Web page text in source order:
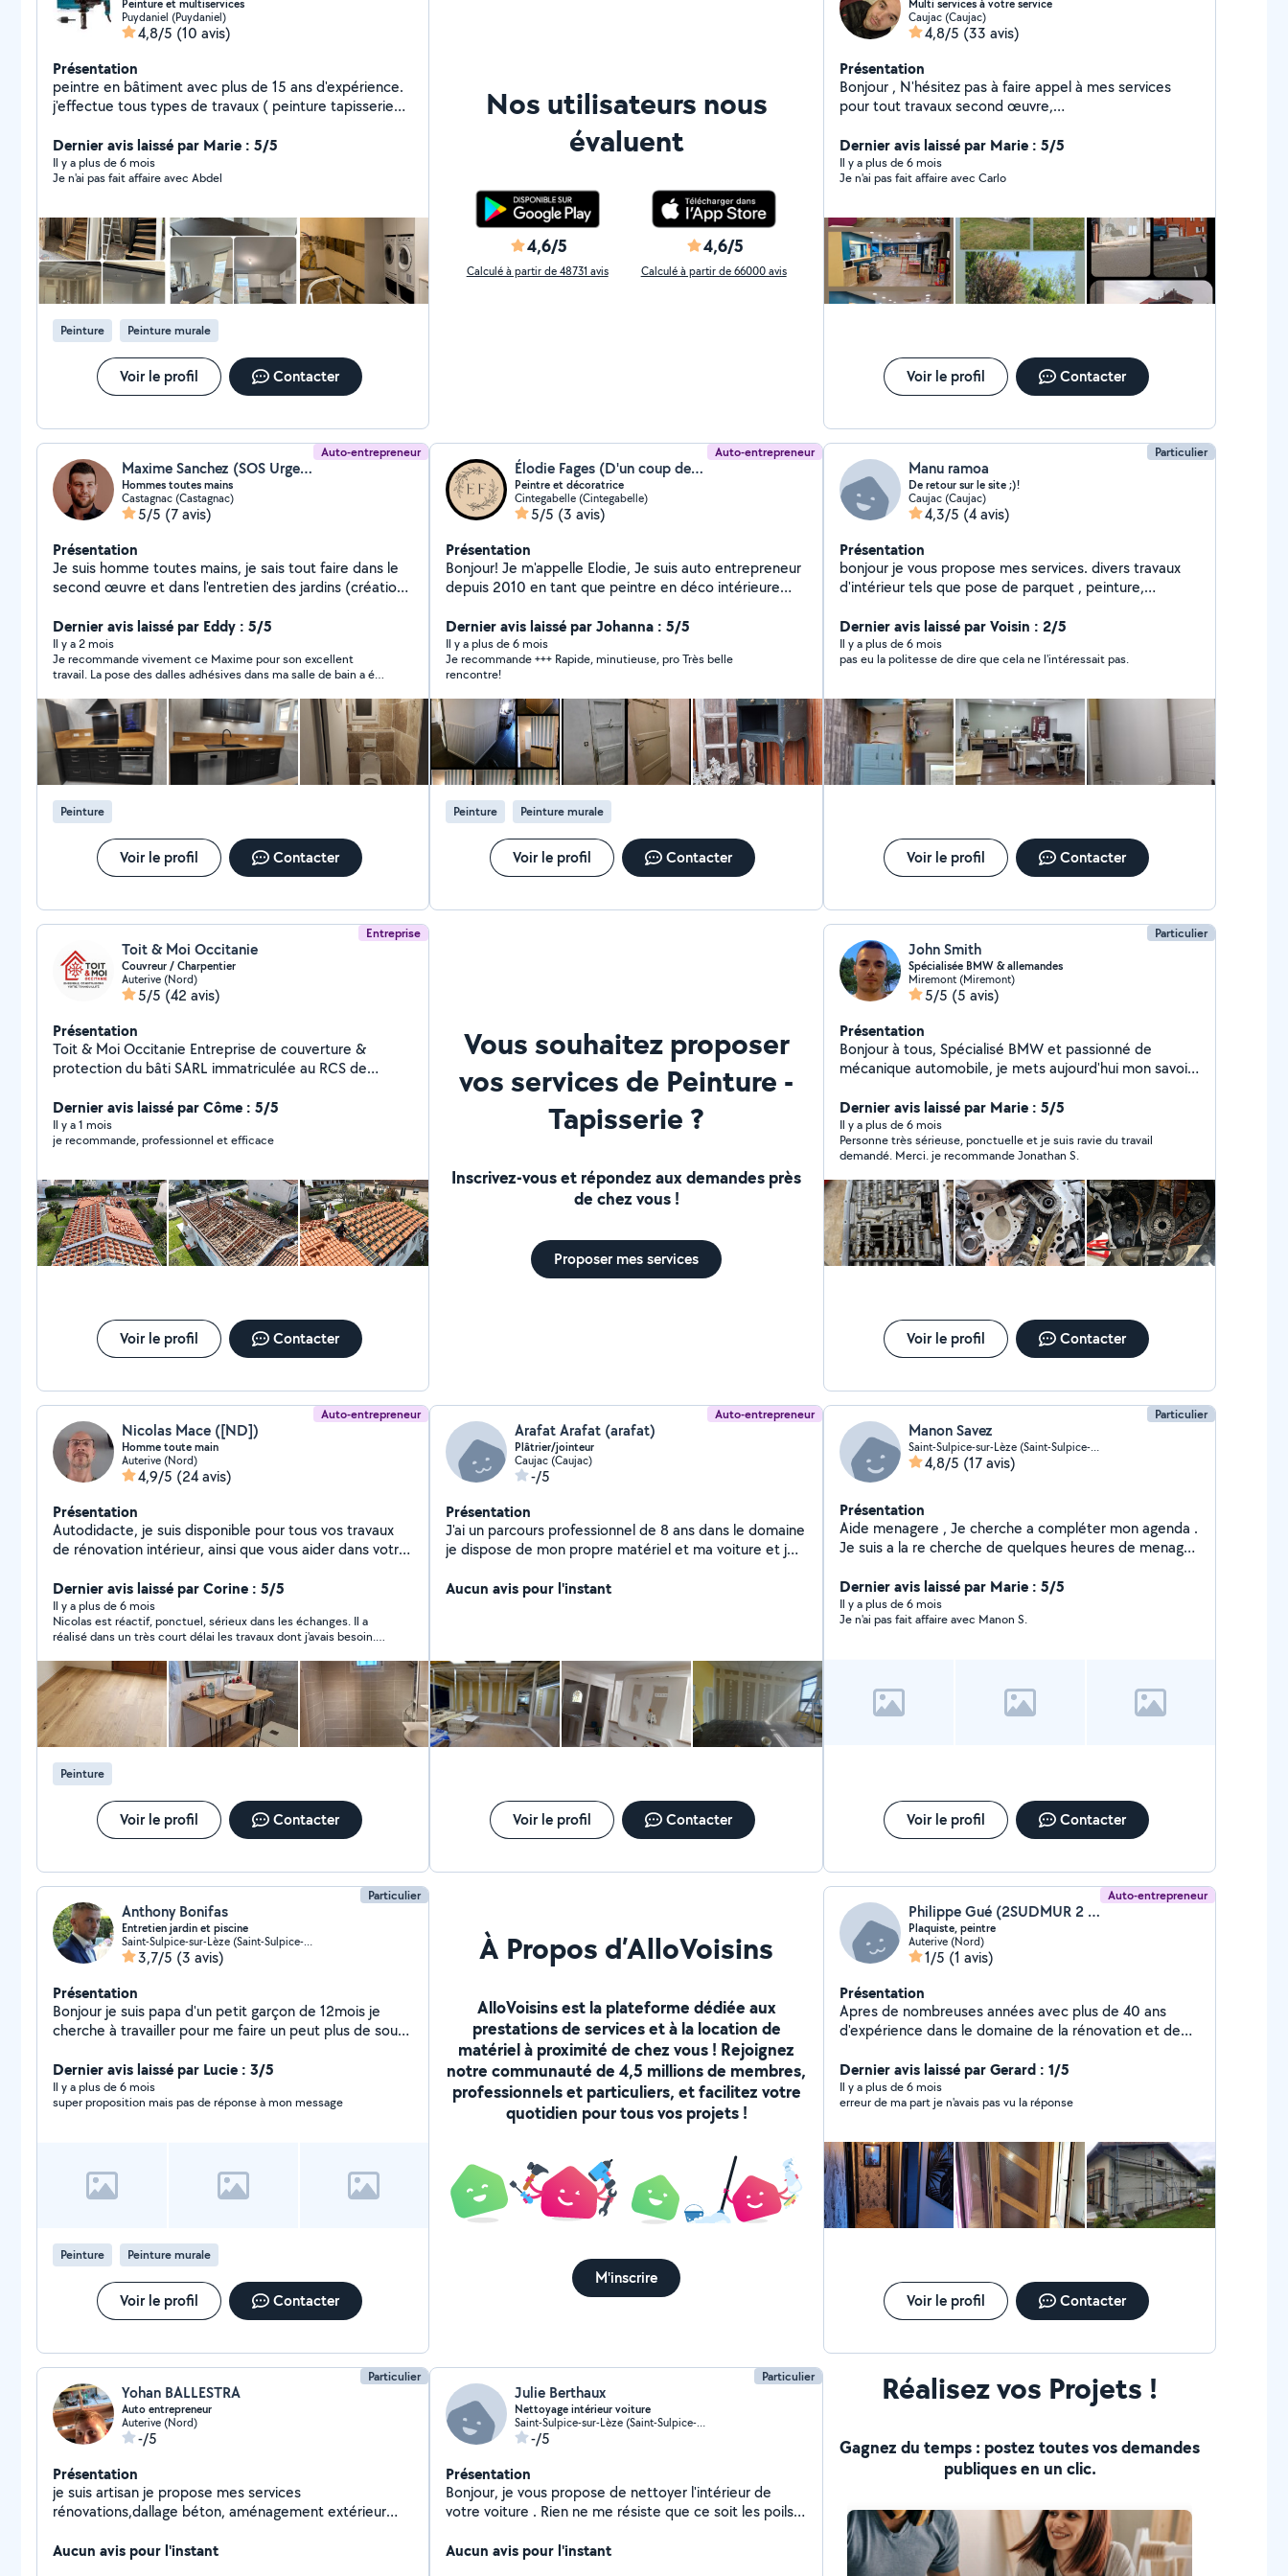
Peinture et multiservices
Puydaniel (Puydaniel)
4,8/5 (10 avis)
Présentation
peintre en bâtiment avec plus de 15 ans d'expérience.
j'effectue tous types de travaux ( peinture tapisserie
expérience également dans le carrelage, faïence ,la
maçonnerie, tonte de gazon, montage de meuble,
pose de cuisine etc
Dernier avis laissé par Marie : 5/5
Il y a plus de 6 mois
Je n'ai pas fait affaire avec Abdel
Peinture Peinture murale
Voir le profil Contacter
Nos utilisateurs nous
évaluent
4,6/5
Calculé à partir de 48731 avis
4,6/5
Calculé à partir de 66000 avis
Multi services à votre service
Caujac (Caujac)
4,8/5 (33 avis)
Présentation
Bonjour , N'hésitez pas à faire appel à mes services
pour tout travaux second œuvre,
miroiterie,nettoyagetoiture...) Cordialement
Dernier avis laissé par Marie : 5/5
Il y a plus de 6 mois
Je n'ai pas fait affaire avec Carlo
Voir le profil Contacter
Auto-entrepreneur
Maxime Sanchez (SOS Urgences)
Hommes toutes mains
Castagnac (Castagnac)
5/5 (7 avis)
Présentation
Je suis homme toutes mains, je sais tout faire dans le
second œuvre et dans l'entretien des jardins (création
plomberie, pose de parquet, de carrelage ou faïence,
changement de fenêtres ou de portes, installation
d'une douche ou baignoire, montage et pose de
cuisine, taille de gazon ou des haies etc...) Je suis
réactif et j'aime le travail bien fait. Devis gratuit.
Dernier avis laissé par Eddy : 5/5
Il y a 2 mois
Je recommande vivement ce Maxime pour son excellent
travail. La pose des dalles adhésives dans ma salle de bain a été
retravaillerai avec lui sans hésiter pour de futurs projets. ​
Peinture
Voir le profil Contacter
Auto-entrepreneur
Élodie Fages (D'un coup de Pinceau)
Peintre et décoratrice
Cintegabelle (Cintegabelle)
5/5 (3 avis)
Présentation
Bonjour! Je m'appelle Elodie, Je suis auto entrepreneur
depuis 2010 en tant que peintre en déco intérieure
mobilier, home staging, déco évènementielle...). Je
travaille surtout sur Paris et à l'étranger pour des
décors dans l'évènementiel, et souhaite développer
mon activité de peintre et décoratrice au sein de ma
région du sud-ouest en mettant mon savoir-faire et
mes conseils à votre service. Et pour avoir rénové 2
habitations, je sais faire plein de multiples petits
travaux à la maison et au jardin! Appelez moi pour tous
vos projets de décoration intérieure ou pour de l'aide
en bricolage! A bientôt!
Dernier avis laissé par Johanna : 5/5
Il y a plus de 6 mois
Je recommande +++ Rapide, minutieuse, pro Très belle
rencontre!
Peinture Peinture murale
Voir le profil Contacter
Particulier
Manu ramoa
De retour sur le site ;)!
Caujac (Caujac)
4,3/5 (4 avis)
Présentation
bonjour je vous propose mes services. divers travaux
d'intérieur tels que pose de parquet , peinture,
Dernier avis laissé par Voisin : 2/5
Il y a plus de 6 mois
pas eu la politesse de dire que cela ne l'intéressait pas.
Voir le profil Contacter
Entreprise
Toit & Moi Occitanie
Couvreur / Charpentier
Auterive (Nord)
5/5 (42 avis)
Présentation
Toit & Moi Occitanie Entreprise de couverture &
protection du bâti SARL immatriculée au RCS de
protection de l'enveloppe du bâtiment, interviens à
Auterive et dans toute la région toulousaine. Nous
accompagnons les particuliers avec une approche
d'expertise : Traitement et assainissement des
charpentes (conforme aux normes FCBA) Travaux de
toiture : Zinguerie, Faîtage, Arêtier, Remplacement de
tuiles Gouttières aluminium / zinc / PVC Isolation
thermique des combles Traitement de l'humidité :
intervention Produits professionnels respectueux des
supports et de l'environnement Diagnostic clair, devis
détaillé et sans surprise. Notre objectif : proposer la
sécurisante pour votre patrimoine.
Dernier avis laissé par Côme : 5/5
Il y a 1 mois
je recommande, professionnel et efficace
Voir le profil Contacter
Vous souhaitez proposer
vos services de Peinture -
Tapisserie ?
Inscrivez-vous et répondez aux demandes près
de chez vous !
Proposer mes services
Particulier
John Smith
Spécialisée BMW & allemandes
Miremont (Miremont)
5/5 (5 avis)
Présentation
Bonjour à tous, Spécialisé BMW et passionné de
mécanique automobile, je mets aujourd'hui mon savoir-
véhicules, avec une expertise particulière sur la marque
BMW et les motorisations allemandes. J'interviens
notamment pour : diagnostic, entretien courant,
distributions, vidanges de boîtes automatiques, ainsi
que le remplacement de moteurs et les réparations
mécaniques lourdes. Chaque intervention est réalisée
avec rigueur, précision et souci du détail. La mécanique
est pour moi bien plus qu'un métier, c'est une véritable
passion. Je privilégie un travail sérieux, soigné et des
spécialisé BMW, capable de vous accompagner et de
vous conseiller en toute transparence, n'hésitez pas à
me contacter via AlloVoisins. Au plaisir de mettre mon
bientôt sur AlloVoisins !
Dernier avis laissé par Marie : 5/5
Il y a plus de 6 mois
Personne très sérieuse, ponctuelle et je suis ravie du travail
demandé. Merci. je recommande Jonathan S.
Voir le profil Contacter
Auto-entrepreneur
Nicolas Mace ([ND])
Homme toute main
Auterive (Nord)
4,9/5 (24 avis)
Présentation
Autodidacte, je suis disponible pour tous vos travaux
de rénovation intérieur, ainsi que vous aider dans votre
électriques BV1 et BR. Je reste à votre écoute pour
vous trouver la meilleure solution à un prix raisonnable.
Je peux aussi intervenir si vous souhaitez me payer en
Dernier avis laissé par Corine : 5/5
Il y a plus de 6 mois
Nicolas est réactif, ponctuel, sérieux dans les échanges. Il a
réalisé dans un très court délai les travaux dont j'avais besoin.
fortement.
Peinture
Voir le profil Contacter
Auto-entrepreneur
Arafat Arafat (arafat)
Plâtrier/jointeur
Caujac (Caujac)
-/5
Présentation
J'ai un parcours professionnel de 8 ans dans le domaine
je dispose de mon propre matériel et ma voiture et je
Aucun avis pour l'instant
Voir le profil Contacter
Particulier
Manon Savez
Saint-Sulpice-sur-Lèze (Saint-Sulpice-sur-Lèze)
4,8/5 (17 avis)
Présentation
Aide menagere , Je cherche a compléter mon agenda .
Je suis a la re cherche de quelques heures de menage
Également pour garder des enfants si vous avez
besoins N'hésitez pas à venir vers moi .
Dernier avis laissé par Marie : 5/5
Il y a plus de 6 mois
Je n'ai pas fait affaire avec Manon S.
Voir le profil Contacter
Particulier
Anthony Bonifas
Entretien jardin et piscine
Saint-Sulpice-sur-Lèze (Saint-Sulpice-sur-Lèze)
3,7/5 (3 avis)
Présentation
Bonjour je suis papa d'un petit garçon de 12mois je
cherche à travailler pour me faire un peut plus de sous
spa je fait même les jardins vitrage intérieur extérieur
nettoyage voiture canapé matelas avec
shampouineuse
Dernier avis laissé par Lucie : 3/5
Il y a plus de 6 mois
super proposition mais pas de réponse à mon message
Peinture Peinture murale
Voir le profil Contacter
À Propos d’AlloVoisins
AlloVoisins est la plateforme dédiée aux
prestations de services et à la location de
matériel à proximité de chez vous ! Rejoignez
notre communauté de 4,5 millions de membres,
professionnels et particuliers, et facilitez votre
quotidien pour tous vos projets !
M'inscrire
Auto-entrepreneur
Philippe Gué (2SUDMUR 2 A A Z RENOVATION HABITAT)
Plaquiste, peintre
Auterive (Nord)
1/5 (1 avis)
Présentation
Apres de nombreuses années avec plus de 40 ans
d'expérience dans le domaine de la rénovation et de
dans la décoration d'intérieur staff ,faux bois, imitation
marbre et trompe l'œil. Je suis à votre écoute pour
tout conseil et devis pour redonner le sourire a vôtre
Cordialement. Mr Philippe Gué
Dernier avis laissé par Gerard : 1/5
Il y a plus de 6 mois
erreur de ma part je n'avais pas vu la réponse
Voir le profil Contacter
Particulier
Yohan BALLESTRA
Auto entrepreneur
Auterive (Nord)
-/5
Présentation
je suis artisan je propose mes services
rénovations,dallage béton, aménagement extérieur
Aucun avis pour l'instant
Particulier
Julie Berthaux
Nettoyage intérieur voiture
Saint-Sulpice-sur-Lèze (Saint-Sulpice-sur-Lèze)
-/5
Présentation
Bonjour, je vous propose de nettoyer l'intérieur de
votre voiture . Rien ne me résiste que ce soit les poils
partir de 20 à voir après tout dépend de l'état de votre
Aucun avis pour l'instant
Réalisez vos Projets !
Gagnez du temps : postez toutes vos demandes
publiques en un clic.